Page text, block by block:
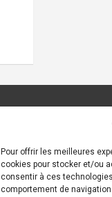
Pour offrir les meilleures
cookies pour stocker et/ou
consentir à ces
comportement de